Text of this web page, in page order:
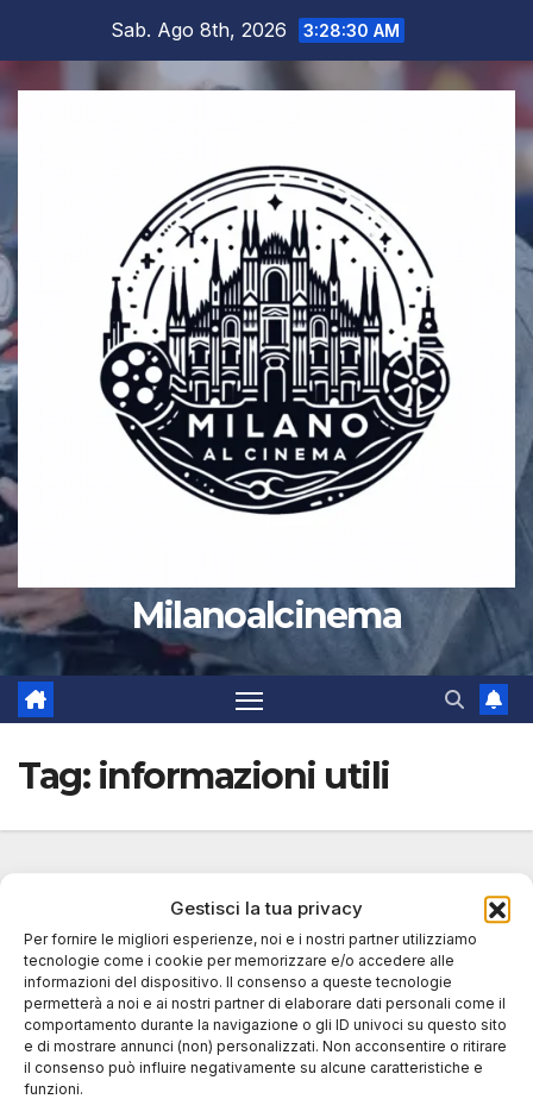
Gestisci la tua privacy
Per fornire le migliori esperienze, noi e i nostri partner utilizziamo
tecnologie come i cookie per memorizzare e/o accedere alle
informazioni del dispositivo. Il consenso a queste tecnologie
permetterà a noi e ai nostri partner di elaborare dati personali come il
comportamento durante la navigazione o gli ID univoci su questo sito
e di mostrare annunci (non) personalizzati. Non acconsentire o ritirare
il consenso può influire negativamente su alcune caratteristiche e
funzioni.
contenuto
Sab. Ago 8th, 2026 3:28:30 AM
Milanoalcinema
Tag: informazioni utili